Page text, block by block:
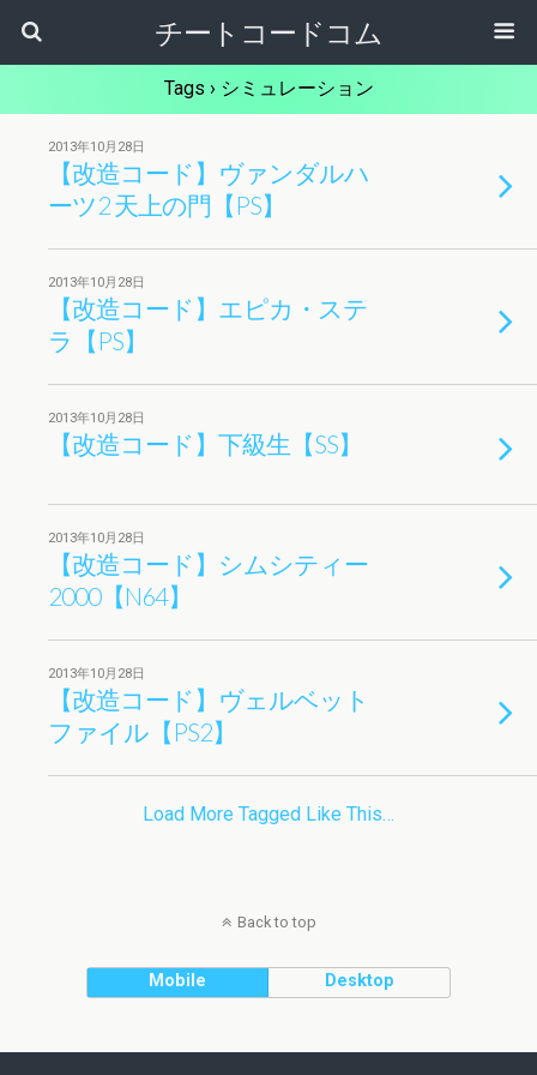
チートコードコム
Tags › シミュレーション
2013年10月28日
【改造コード】ヴァンダルハ
ーツ2 天上の門【PS】
2013年10月28日
【改造コード】エピカ・ステ
ラ【PS】
2013年10月28日
【改造コード】下級生【SS】
2013年10月28日
【改造コード】シムシティー
2000【N64】
2013年10月28日
【改造コード】ヴェルベット
ファイル【PS2】
Load More Tagged Like This…
Back to top
Mobile Desktop